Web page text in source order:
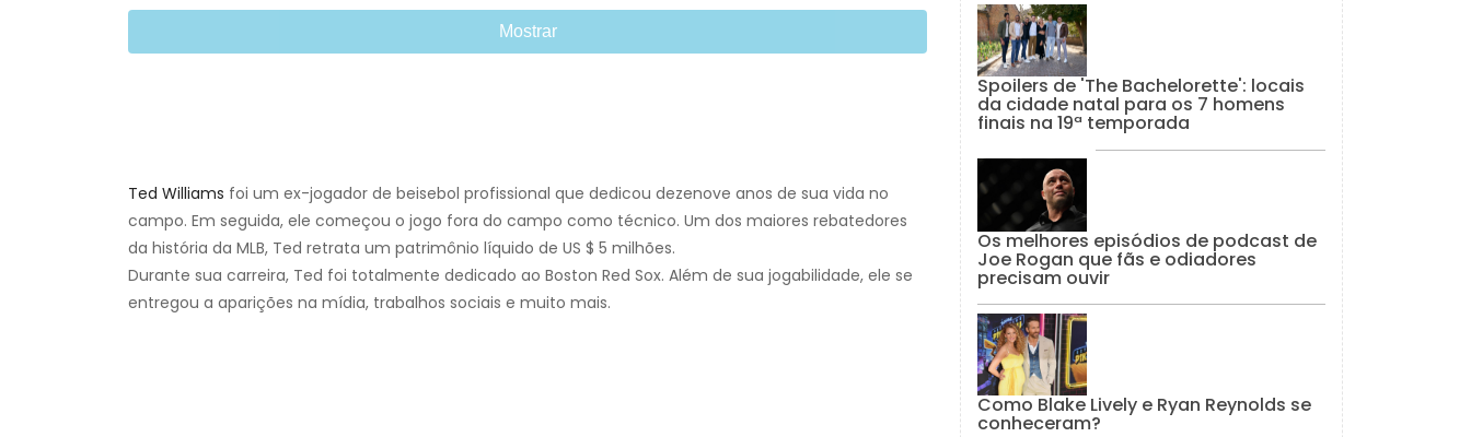
Mostrar
Ted Williams foi um ex-jogador de beisebol profissional que dedicou dezenove anos de sua vida no
campo. Em seguida, ele começou o jogo fora do campo como técnico. Um dos maiores rebatedores
da história da MLB, Ted retrata um patrimônio líquido de US $ 5 milhões.
Durante sua carreira, Ted foi totalmente dedicado ao Boston Red Sox. Além de sua jogabilidade, ele se
entregou a aparições na mídia, trabalhos sociais e muito mais.
Spoilers de 'The Bachelorette': locais
da cidade natal para os 7 homens
finais na 19ª temporada
Os melhores episódios de podcast de
Joe Rogan que fãs e odiadores
precisam ouvir
Como Blake Lively e Ryan Reynolds se
conheceram?